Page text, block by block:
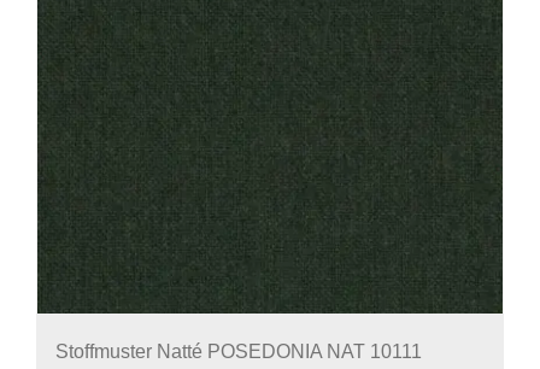
Stoffmuster Natté POSEDONIA NAT 10111